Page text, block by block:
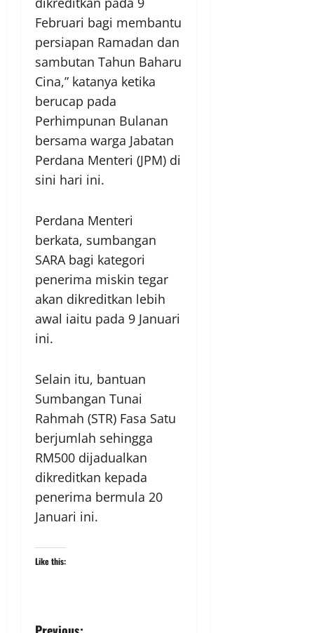
Februari bagi membantu
persiapan Ramadan dan
sambutan Tahun Baharu
Cina,” katanya ketika
berucap pada
Perhimpunan Bulanan
bersama warga Jabatan
Perdana Menteri (JPM) di
sini hari ini.
Perdana Menteri
berkata, sumbangan
SARA bagi kategori
penerima miskin tegar
akan dikreditkan lebih
awal iaitu pada 9 Januari
ini.
Selain itu, bantuan
Sumbangan Tunai
Rahmah (STR) Fasa Satu
berjumlah sehingga
RM500 dijadualkan
dikreditkan kepada
penerima bermula 20
Januari ini.
Like this: